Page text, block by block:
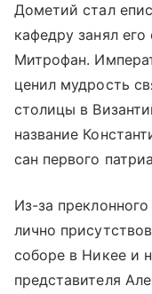
Дометий стал
кафедру занял
Митрофан.
ценил мудрость
столицы в
название
сан первого
Из-за
лично
соборе в Никее и
представителя